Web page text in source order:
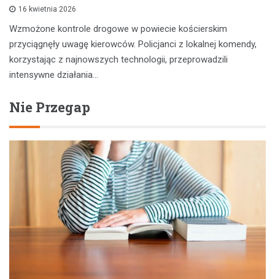
16 kwietnia 2026
Wzmożone kontrole drogowe w powiecie kościerskim
przyciągnęły uwagę kierowców. Policjanci z lokalnej komendy,
korzystając z najnowszych technologii, przeprowadzili
intensywne działania…
Nie Przegap